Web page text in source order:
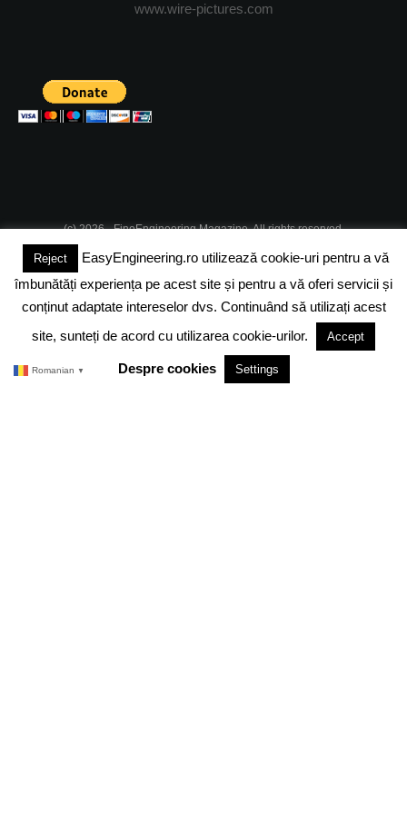
www.wire-pictures.com
(c) 2026 - FineEngineering Magazine. All rights reserved.
DESPRE NOI ABONAMENT
DESPRE COOKIES POLITICA DE CONFIDENTIALITATE
TERMENI SI CONDITII
Reject
EasyEngineering.ro utilizează cookie-uri pentru a vă
îmbunătăți experiența pe acest site și pentru a vă oferi servicii și
conținut adaptate intereselor dvs. Continuând să utilizați acest
site, sunteți de acord cu utilizarea cookie-urilor.
Accept
Despre cookies Settings
Romanian ▼